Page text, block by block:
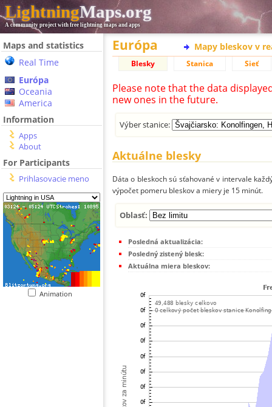
LightningMaps.org
A community project with free lightning maps and apps
Maps and statistics
Real Time
Európa
Oceania
America
Information
Apps
About
For Participants
Prihlasovacie meno
Animation
Európa Mapy bleskov v
Blesky Stanica Sieť
Please note that the data
new ones in the future.
Výber stanice:
Aktuálne blesky
Dáta o bleskoch sú sťahované v intervale
výpočet pomeru bleskov a miery je 15 minút.
Oblasť:
Posledná aktualizácia:
Posledný zistený blesk:
Aktuálna miera bleskov: